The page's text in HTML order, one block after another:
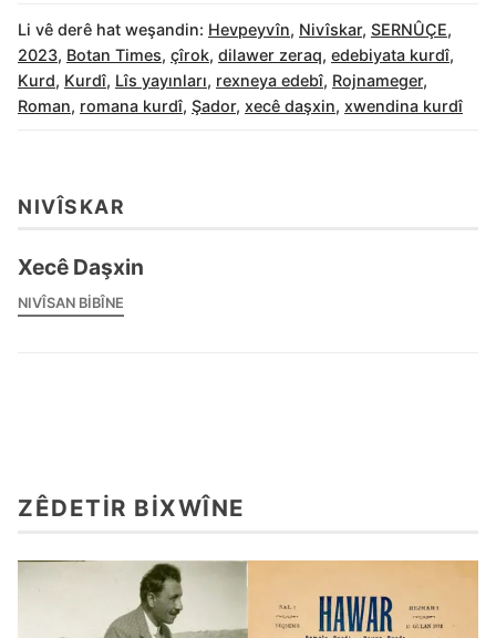
Li vê derê hat weşandin: Hevpeyvîn, Nivîskar, SERNÛÇE,
2023, Botan Times, çîrok, dilawer zeraq, edebiyata kurdî,
Kurd, Kurdî, Lîs yayınları, rexneya edebî, Rojnameger,
Roman, romana kurdî, Şador, xecê daşxin, xwendina kurdî
NIVÎSKAR
Xecê Daşxin
NIVÎSAN BIBÎNE
ZÊDETIR BIXWÎNE